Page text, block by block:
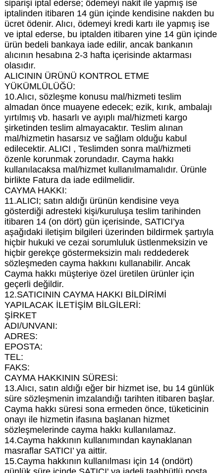
siparişi iptal ederse; ödemeyi nakit ile yapmış ise
iptalinden itibaren 14 gün içinde kendisine nakden bu
ücret ödenir. Alıcı, ödemeyi kredi kartı ile yapmış ise
ve iptal ederse, bu iptalden itibaren yine 14 gün içinde
ürün bedeli bankaya iade edilir, ancak bankanın
alıcının hesabına 2-3 hafta içerisinde aktarması
olasıdır.
ALICININ ÜRÜNÜ KONTROL ETME
YÜKÜMLÜLÜĞÜ:
10.Alıcı, sözleşme konusu mal/hizmeti teslim
almadan önce muayene edecek; ezik, kırık, ambalajı
yırtılmış vb. hasarlı ve ayıplı mal/hizmeti kargo
şirketinden teslim almayacaktır. Teslim alınan
mal/hizmetin hasarsız ve sağlam olduğu kabul
edilecektir. ALICI , Teslimden sonra mal/hizmeti
özenle korunmak zorundadır. Cayma hakkı
kullanılacaksa mal/hizmet kullanılmamalıdır. Ürünle
birlikte Fatura da iade edilmelidir.
CAYMA HAKKI:
11.ALICI; satın aldığı ürünün kendisine veya
gösterdiği adresteki kişi/kuruluşa teslim tarihinden
itibaren 14 (on dört) gün içerisinde, SATICI’ya
aşağıdaki iletişim bilgileri üzerinden bildirmek şartıyla
hiçbir hukuki ve cezai sorumluluk üstlenmeksizin ve
hiçbir gerekçe göstermeksizin malı reddederek
sözleşmeden cayma hakkını kullanabilir. Ancak
Cayma hakkı müşteriye özel üretilen ürünler için
geçerli değildir.
12.SATICININ CAYMA HAKKI BİLDİRİMİ
YAPILACAK İLETİŞİM BİLGİLERİ:
ŞİRKET
ADI/UNVANI:
ADRES:
EPOSTA:
TEL:
FAKS:
CAYMA HAKKININ SÜRESİ:
13.Alıcı, satın aldığı eğer bir hizmet ise, bu 14 günlük
süre sözleşmenin imzalandığı tarihten itibaren başlar.
Cayma hakkı süresi sona ermeden önce, tüketicinin
onayı ile hizmetin ifasına başlanan hizmet
sözleşmelerinde cayma hakkı kullanılamaz.
14.Cayma hakkının kullanımından kaynaklanan
masraflar SATICI’ ya aittir.
15.Cayma hakkının kullanılması için 14 (ondört)